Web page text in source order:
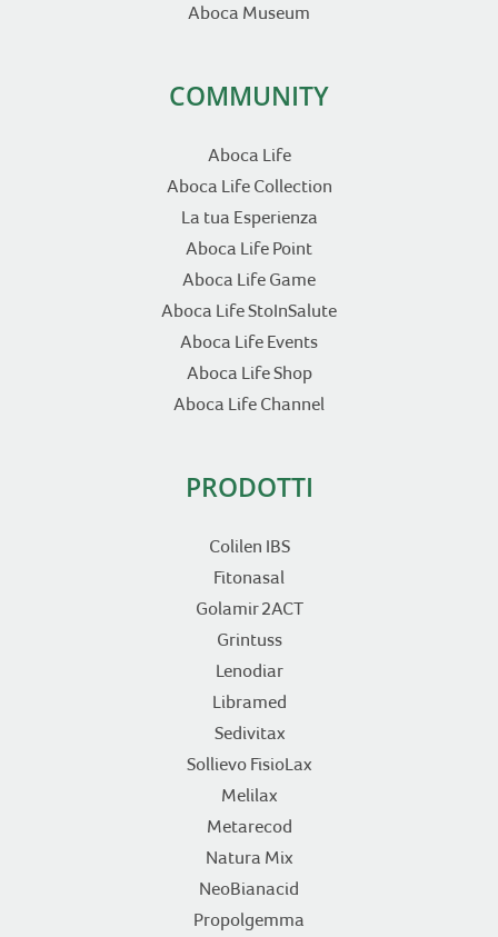
Aboca Museum
COMMUNITY
Aboca Life
Aboca Life Collection
La tua Esperienza
Aboca Life Point
Aboca Life Game
Aboca Life StoInSalute
Aboca Life Events
Aboca Life Shop
Aboca Life Channel
PRODOTTI
Colilen IBS
Fitonasal
Golamir 2ACT
Grintuss
Lenodiar
Libramed
Sedivitax
Sollievo FisioLax
Melilax
Metarecod
Natura Mix
NeoBianacid
Propolgemma